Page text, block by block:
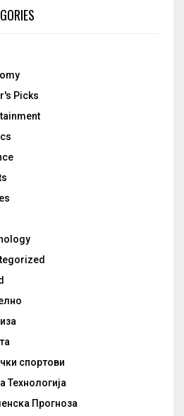
Picks
спортови
Технологија
Прогноза